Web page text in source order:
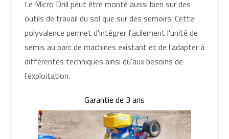
Le Micro Drill peut être monté aussi bien sur des
outils de travail du sol que sur des semoirs. Cette
polyvalence permet d'intégrer facilement l'unité de
semis au parc de machines existant et de l'adapter à
différentes techniques ainsi qu'aux besoins de
l'exploitation.
Garantie de 3 ans